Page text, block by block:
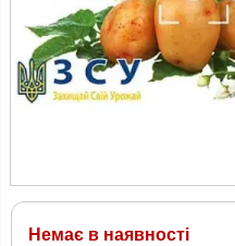
Немає в наявності